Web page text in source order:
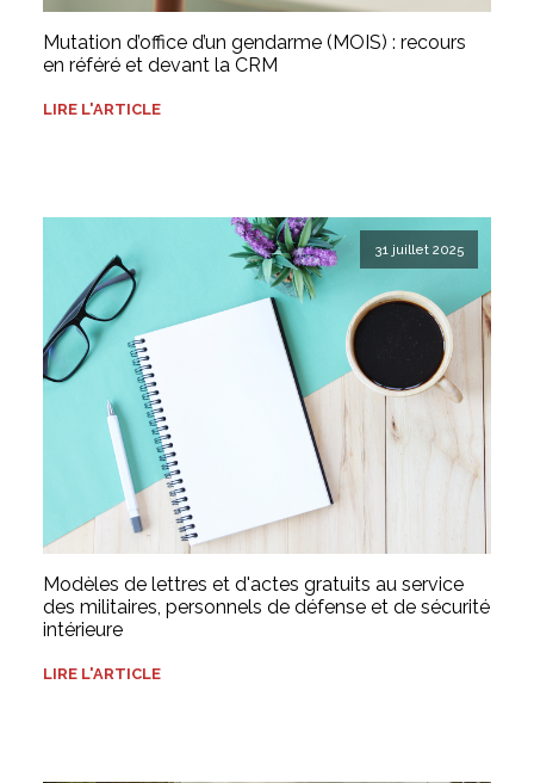
Mutation d’office d’un gendarme (MOIS) : recours
en référé et devant la CRM
LIRE L'ARTICLE
31 juillet 2025
Modèles de lettres et d'actes gratuits au service
des militaires, personnels de défense et de sécurité
intérieure
LIRE L'ARTICLE